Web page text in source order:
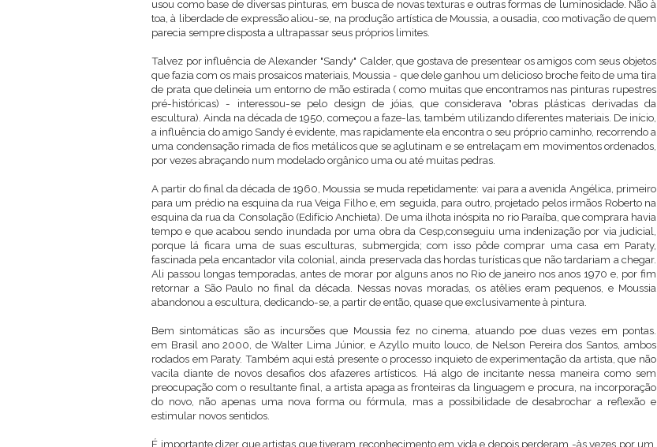
usou como base de diversas pinturas, em busca de novas texturas e outras formas de luminosidade. Não à
toa, à liberdade de expressão aliou-se, na produção artística de Moussia, a ousadia, coo motivação de quem
parecia sempre disposta a ultrapassar seus próprios limites.
Talvez por influência de Alexander "Sandy" Calder, que gostava de presentear os amigos com seus objetos
que fazia com os mais prosaicos materiais, Moussia - que dele ganhou um delicioso broche feito de uma tira
de prata que delineia um entorno de mão estirada ( como muitas que encontramos nas pinturas rupestres
pré-históricas) - interessou-se pelo design de jóias, que considerava "obras plásticas derivadas da
escultura). Ainda na década de 1950, começou a faze-las, também utilizando diferentes materiais. De início,
a influência do amigo Sandy é evidente, mas rapidamente ela encontra o seu próprio caminho, recorrendo a
uma condensação rimada de fios metálicos que se aglutinam e se entrelaçam em movimentos ordenados,
por vezes abraçando num modelado orgânico uma ou até muitas pedras.
A partir do final da década de 1960, Moussia se muda repetidamente: vai para a avenida Angélica, primeiro
para um prédio na esquina da rua Veiga Filho e, em seguida, para outro, projetado pelos irmãos Roberto na
esquina da rua da Consolação (Edifício Anchieta). De uma ilhota inóspita no rio Paraíba, que comprara havia
tempo e que acabou sendo inundada por uma obra da Cesp,conseguiu uma indenização por via judicial,
porque lá ficara uma de suas esculturas, submergida; com isso pôde comprar uma casa em Paraty,
fascinada pela encantador vila colonial, ainda preservada das hordas turísticas que não tardariam a chegar.
Ali passou longas temporadas, antes de morar por alguns anos no Rio de janeiro nos anos 1970 e, por fim
retornar a São Paulo no final da década. Nessas novas moradas, os atêlies eram pequenos, e Moussia
abandonou a escultura, dedicando-se, a partir de então, quase que exclusivamente à pintura.
Bem sintomáticas são as incursões que Moussia fez no cinema, atuando poe duas vezes em pontas.
em Brasil ano 2000, de Walter Lima Júnior, e Azyllo muito louco, de Nelson Pereira dos Santos, ambos
rodados em Paraty. Também aqui está presente o processo inquieto de experimentação da artista, que não
vacila diante de novos desafios dos afazeres artísticos. Há algo de incitante nessa maneira como sem
preocupação com o resultante final, a artista apaga as fronteiras da linguagem e procura, na incorporação
do novo, não apenas uma nova forma ou fórmula, mas a possibilidade de desabrochar a reflexão e
estimular novos sentidos.
É importante dizer que artistas que tiveram reconhecimento em vida e depois perderam -às vezes por um